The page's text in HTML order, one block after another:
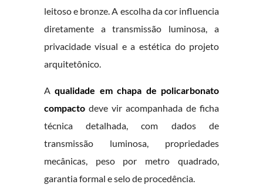
leitoso e bronze. A escolha da cor influencia
diretamente a transmissão luminosa, a
privacidade visual e a estética do projeto
arquitetônico.
Aqualidade em chapa de policarbonato
compactodeve vir acompanhada de ficha
técnica detalhada, com dados de
transmissão luminosa, propriedades
mecânicas, peso por metro quadrado,
garantia formal e selo de procedência.